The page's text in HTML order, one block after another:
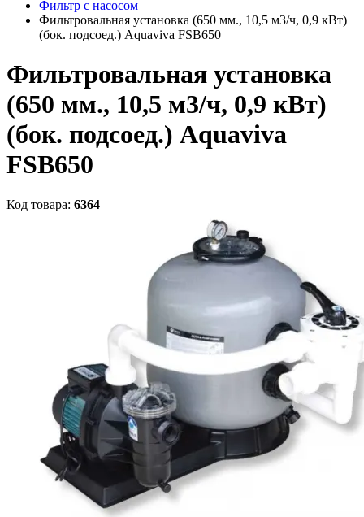
Фильтр с насосом
Фильтровальная установка (650 мм., 10,5 м3/ч, 0,9 кВт)
(бок. подсоед.) Aquaviva FSB650
Фильтровальная установка
(650 мм., 10,5 м3/ч, 0,9 кВт)
(бок. подсоед.) Aquaviva
FSB650
Код товара: 6364